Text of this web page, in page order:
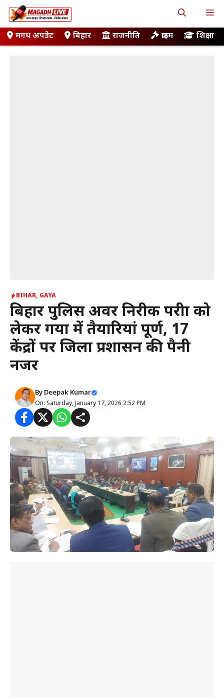
Skip
to
contentमगध अपडेट बिहार राजनीति क्राइम शिक्षा
BIHAR, GAYA
बिहार पुलिस अवर निरीक्षक परीक्षा को
लेकर गया में तैयारियां पूर्ण, 17
केंद्रों पर जिला प्रशासन की पैनी
नजर
By Deepak Kumar
On: Saturday, January 17, 2026 2:52 PM